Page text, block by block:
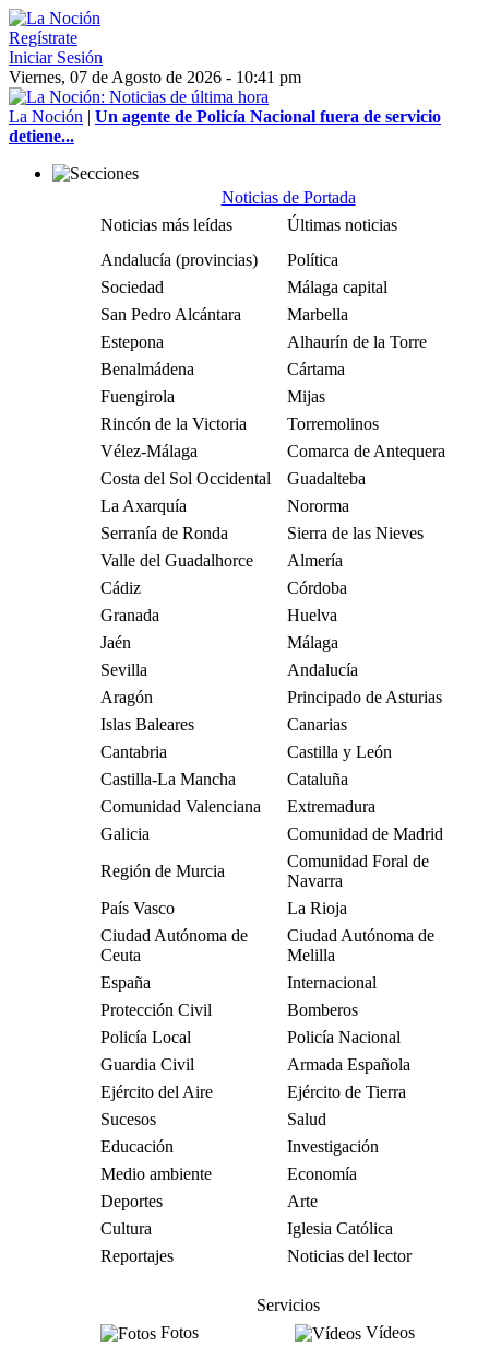
Regístrate
Iniciar Sesión
Viernes, 07 de Agosto de 2026 - 10:41 pm
La Noción | Un agente de Policía Nacional fuera de servicio
detiene...
Noticias de Portada
Noticias más leídas
Últimas noticias
Andalucía (provincias)
Política
Sociedad
Málaga capital
San Pedro Alcántara
Marbella
Estepona
Alhaurín de la Torre
Benalmádena
Cártama
Fuengirola
Mijas
Rincón de la Victoria
Torremolinos
Vélez-Málaga
Comarca de Antequera
Costa del Sol Occidental
Guadalteba
La Axarquía
Nororma
Serranía de Ronda
Sierra de las Nieves
Valle del Guadalhorce
Almería
Cádiz
Córdoba
Granada
Huelva
Jaén
Málaga
Sevilla
Andalucía
Aragón
Principado de Asturias
Islas Baleares
Canarias
Cantabria
Castilla y León
Castilla-La Mancha
Cataluña
Comunidad Valenciana
Extremadura
Galicia
Comunidad de Madrid
Región de Murcia
Comunidad Foral de
Navarra
País Vasco
La Rioja
Ciudad Autónoma de
Ceuta
Ciudad Autónoma de
Melilla
España
Internacional
Protección Civil
Bomberos
Policía Local
Policía Nacional
Guardia Civil
Armada Española
Ejército del Aire
Ejército de Tierra
Sucesos
Salud
Educación
Investigación
Medio ambiente
Economía
Deportes
Arte
Cultura
Iglesia Católica
Reportajes
Noticias del lector
Servicios
Fotos
Vídeos